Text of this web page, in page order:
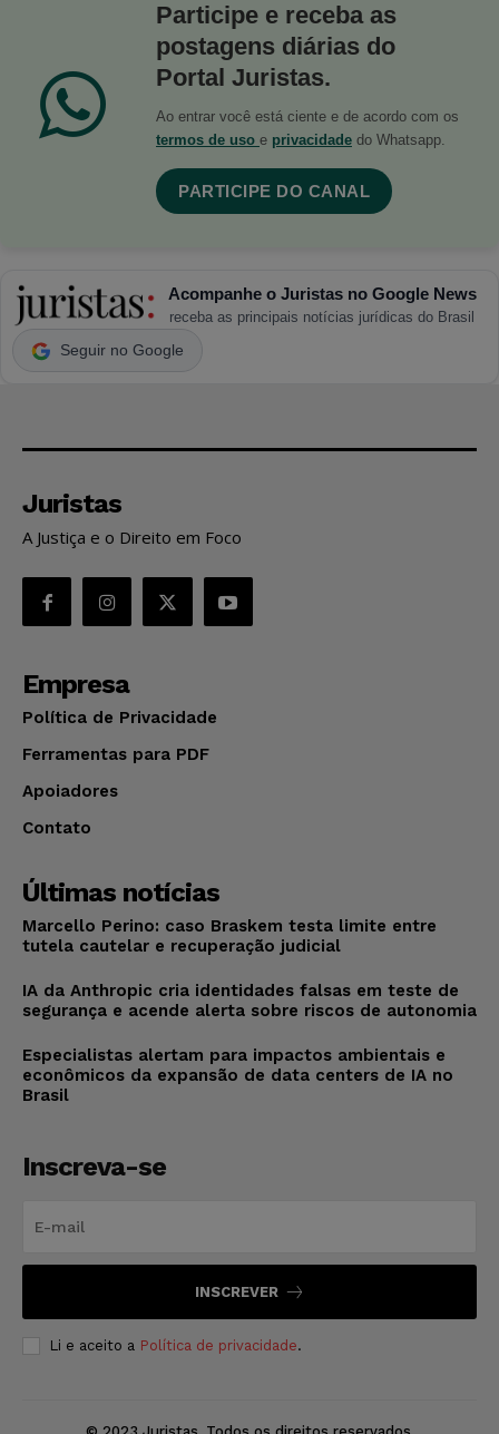
Participe e receba as
postagens diárias do
Portal Juristas.
Ao entrar você está ciente e de acordo com os
termos de uso e privacidade do Whatsapp.
PARTICIPE DO CANAL
Acompanhe o Juristas no Google News
receba as principais notícias jurídicas do Brasil
Seguir no Google
Juristas
A Justiça e o Direito em Foco
Empresa
Política de Privacidade
Ferramentas para PDF
Apoiadores
Contato
Últimas notícias
Marcello Perino: caso Braskem testa limite entre
tutela cautelar e recuperação judicial
IA da Anthropic cria identidades falsas em teste de
segurança e acende alerta sobre riscos de autonomia
Especialistas alertam para impactos ambientais e
econômicos da expansão de data centers de IA no
Brasil
Inscreva-se
INSCREVER
Li e aceito a Política de privacidade.